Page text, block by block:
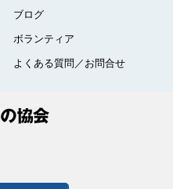
ブログ
ボランティア
よくある質問／お問合せ